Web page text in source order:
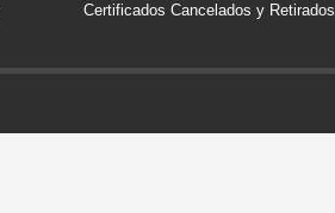
Certificados Cancelados y Retirados